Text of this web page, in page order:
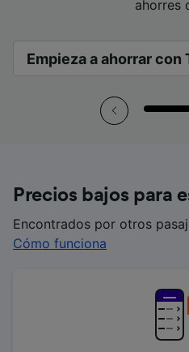
ahorres
Empieza a ahorrar con
ahorres
Empieza a ahorrar con
ahorres
Empieza a ahorrar con
Precios bajos para
Encontrados por otros
Cómo funciona